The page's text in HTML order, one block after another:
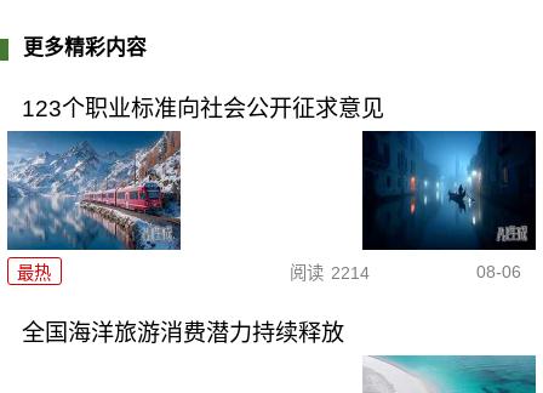
更多精彩内容
123个职业标准向社会公开征求意见
最热 阅读 2214 08-06
全国海洋旅游消费潜力持续释放